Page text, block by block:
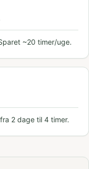
~20 timer/uge.
2 dage til 4 timer.